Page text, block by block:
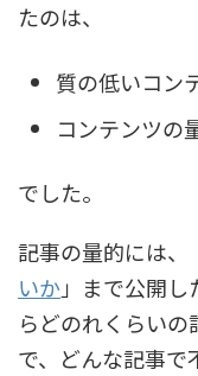
たのは、
質の低いコン
コンテンツの
でした。
記事の量的には、
いか」まで公開し
らどのれくらい
で、どんな記事で